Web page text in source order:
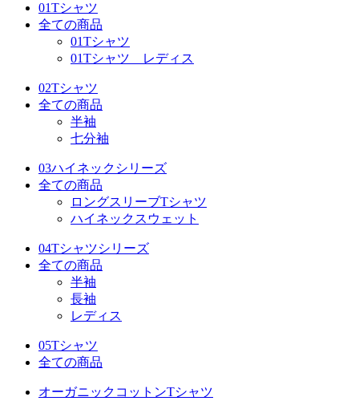
01Tシャツ
全ての商品
01Tシャツ
01Tシャツ レディス
02Tシャツ
全ての商品
半袖
七分袖
03ハイネックシリーズ
全ての商品
ロングスリーブTシャツ
ハイネックスウェット
04Tシャツシリーズ
全ての商品
半袖
長袖
レディス
05Tシャツ
全ての商品
オーガニックコットンTシャツ